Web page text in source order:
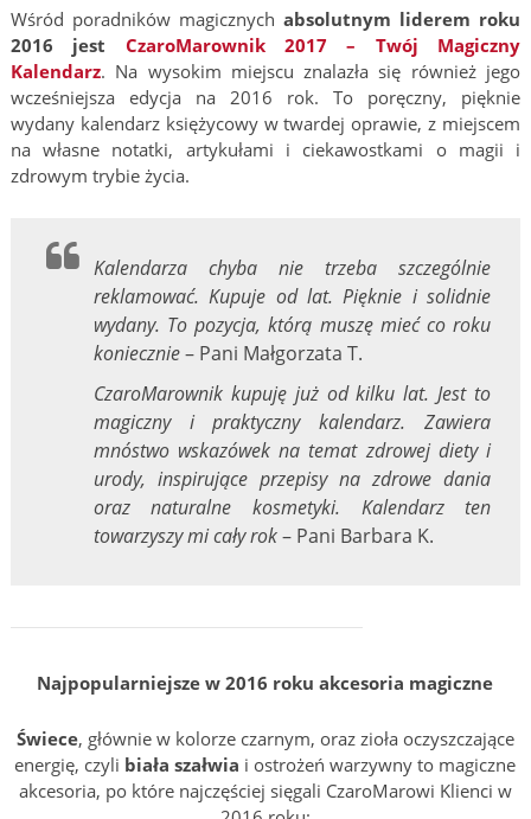
Wśród poradników magicznych absolutnym liderem roku
2016 jest
CzaroMarownik 2017 – Twój Magiczny
Kalendarz. Na wysokim miejscu znalazła się również jego
wcześniejsza edycja na 2016 rok. To poręczny, pięknie
wydany kalendarz księżycowy w twardej oprawie, z miejscem
na własne notatki, artykułami i ciekawostkami o magii i
zdrowym trybie życia.
Kalendarza chyba nie trzeba szczególnie
reklamować. Kupuje od lat. Pięknie i solidnie
wydany. To pozycja, którą muszę mieć co roku
koniecznie– Pani Małgorzata T.
CzaroMarownik kupuję już od kilku lat. Jest to
magiczny i praktyczny kalendarz. Zawiera
mnóstwo wskazówek na temat zdrowej diety i
urody, inspirujące przepisy na zdrowe dania
oraz naturalne kosmetyki. Kalendarz ten
towarzyszy mi cały rok– Pani Barbara K.
Najpopularniejsze w 2016 roku akcesoria magiczne
Świece, głównie w kolorze czarnym, oraz zioła oczyszczające
energię, czyli biała szałwia i ostrożeń warzywny to magiczne
akcesoria, po które najczęściej sięgali CzaroMarowi Klienci w